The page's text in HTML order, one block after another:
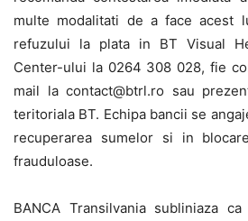
multe modalitati de a face acest
refuzului la plata in BT Visual
Center-ului la 0264 308 028, fie
mail la contact@btrl.ro sau
teritoriala BT. Echipa bancii se
recuperarea sumelor si in
frauduloase.
BANCA Transilvania subliniaza